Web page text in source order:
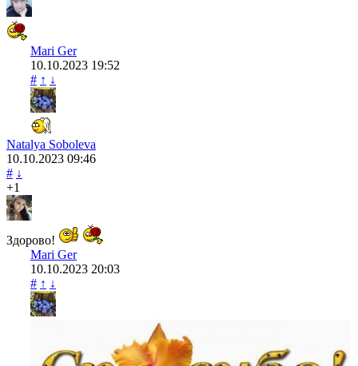
Mari Ger
10.10.2023 19:52
# ↑ ↓
Natalya Soboleva
10.10.2023 09:46
# ↓
+1
Здорово!
Mari Ger
10.10.2023 20:03
# ↑ ↓